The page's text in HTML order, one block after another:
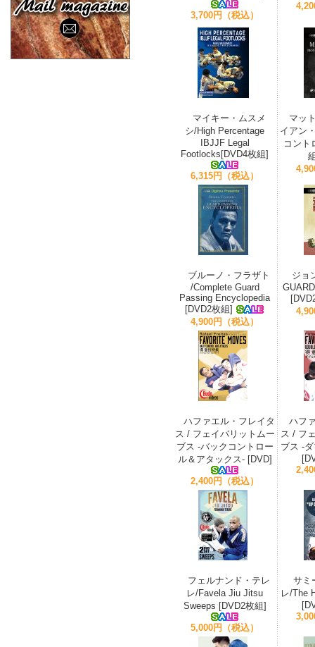
3,700円（税込）
マイキー・ムスメ
シ/High Percentage
IBJJF Legal
Footlocks[DVD4枚組]
6,315円（税込）
マッ
イアン
コント
ブルーノ・フラザト
/Complete Guard
Passing Encyclopedia
[DVD2枚組]
4,900円（税込）
ジョ
ハファエル・フレイタ
ス / フェイバリットムー
ブス -バックコントロー
ル＆アタックス- [DVD]
2,400円（税込）
ハフ
ス / フ
ブス -
フェルナンド・テレ
レ/Favela Jiu Jitsu
Sweeps [DVD2枚組]
5,000円（税込）
サミ
レ/The